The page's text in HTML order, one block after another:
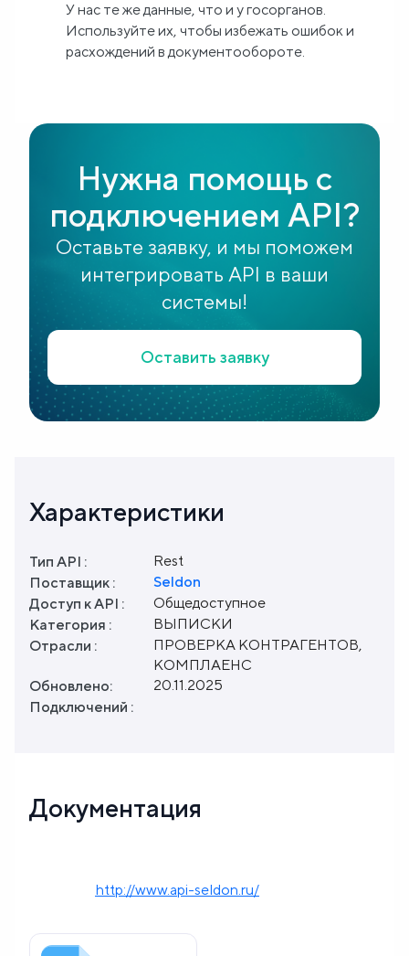
У нас те же данные, что и у госорганов.
Используйте их, чтобы избежать ошибок и
расхождений в документообороте.
Нужна помощь с
подключением API?
Оставьте заявку, и мы поможем
интегрировать API в ваши
системы!
Оставить заявку
Характеристики
Тип API :
Rest
Поставщик :
Seldon
Доступ к API :
Общедоступное
Категория :
ВЫПИСКИ
Отрасли :
ПРОВЕРКА КОНТРАГЕНТОВ,
КОМПЛАЕНС
Обновлено:
20.11.2025
Подключений :
Документация
http://www.api-seldon.ru/